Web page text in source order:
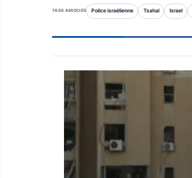
TAGS ASSOCIÉS Police israélienne Tsahal Israel